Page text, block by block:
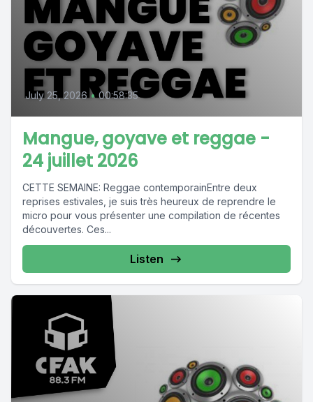
July 25, 2026 • 00:58:35
Mangue, goyave et reggae -
24 juillet 2026
CETTE SEMAINE: Reggae contemporainEntre deux
reprises estivales, je suis très heureux de reprendre le
micro pour vous présenter une compilation de récentes
découvertes. Ces...
Listen